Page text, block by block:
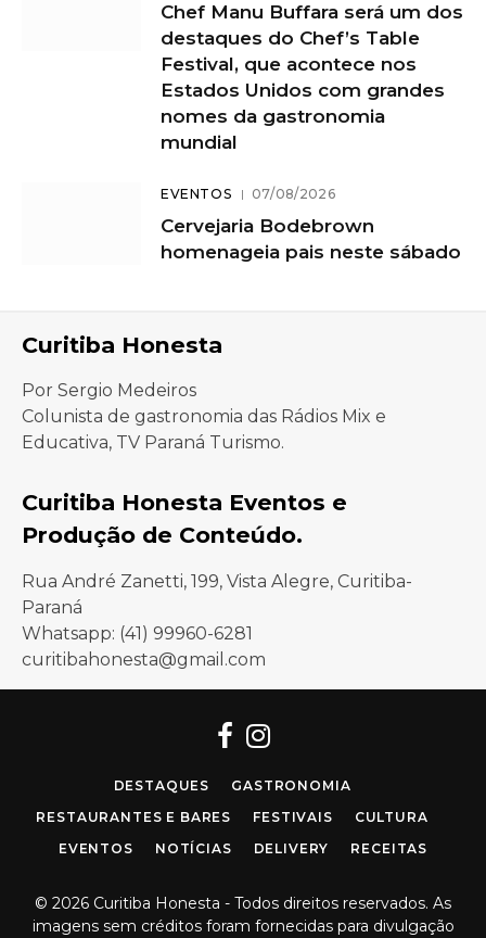
Chef Manu Buffara será um dos
destaques do Chef’s Table
Festival, que acontece nos
Estados Unidos com grandes
nomes da gastronomia
mundial
EVENTOS 07/08/2026
Cervejaria Bodebrown
homenageia pais neste sábado
Curitiba Honesta
Por Sergio Medeiros
Colunista de gastronomia das Rádios Mix e
Educativa, TV Paraná Turismo.
Curitiba Honesta Eventos e
Produção de Conteúdo.
Rua André Zanetti, 199, Vista Alegre, Curitiba-
Paraná
Whatsapp: (41) 99960-6281
curitibahonesta@gmail.com
Facebook
Instagram
DESTAQUES
GASTRONOMIA
RESTAURANTES E BARES
FESTIVAIS
CULTURA
EVENTOS
NOTÍCIAS DELIVERY RECEITAS
© 2026 Curitiba Honesta - Todos direitos reservados. As
imagens sem créditos foram fornecidas para divulgação